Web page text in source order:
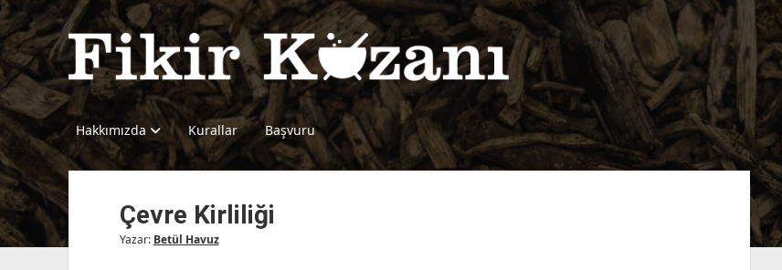
Fikir
Kazanı
Hakkımızda Kurallar Başvuru
Çevre Kirliliği
Yazar: Betül Havuz